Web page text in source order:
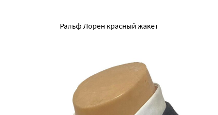
Ральф Лорен красный жакет